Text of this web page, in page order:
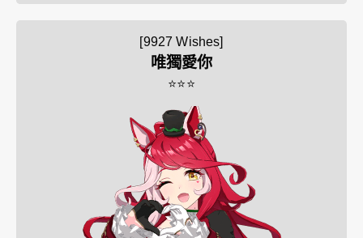
[9927 Wishes]
唯獨愛你
⭐⭐⭐